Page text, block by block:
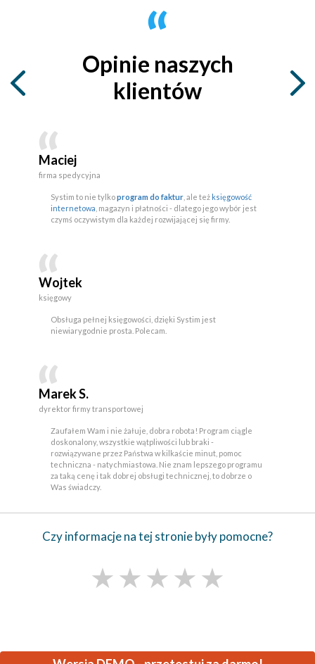
Opinie naszych
klientów
Maciej
firma spedycyjna
Systim to nie tylkoprogram do faktur, ale też księgowość
internetowa , magazyn i płatności - dlatego jego wybór jest
czymś oczywistym dla każdej rozwijającej się firmy.
Wojtek
księgowy
Obsługa pełnej księgowości, dzięki Systim jest
niewiarygodnie prosta. Polecam.
Marek S.
dyrektor firmy transportowej
Zaufałem Wam i nie żałuje, dobra robota! Program ciągle
doskonalony, wszystkie wątpliwości lub braki -
rozwiązywane przez Państwa w kilkaście minut, pomoc
techniczna - natychmiastowa. Nie znam lepszego programu
za taką cenę i tak dobrej obsługi technicznej, to dobrze o
Was świadczy.
Czy informacje na tej stronie były pomocne?
★★★★★